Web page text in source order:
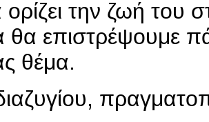
την ζωή του
θα επιστρέψουμε
θέμα.